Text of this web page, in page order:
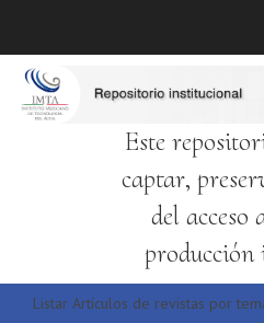
Este
captar,
del
Listar Artículos de revistas por